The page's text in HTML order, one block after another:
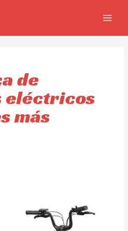
de
eléctricos
más